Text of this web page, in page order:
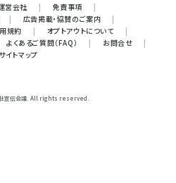
営会社 | 免責事項
|
| 広告掲載・協賛のご案内
|
規約 | オプトアウトについて
|
よくあるご質問（FAQ） | お問合せ
|
サイトマップ
宣伝会議. All rights reserved.